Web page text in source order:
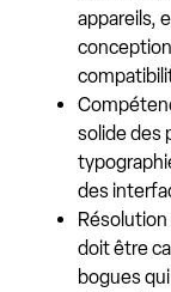
appareils,
solide des
des
doit être
bogues